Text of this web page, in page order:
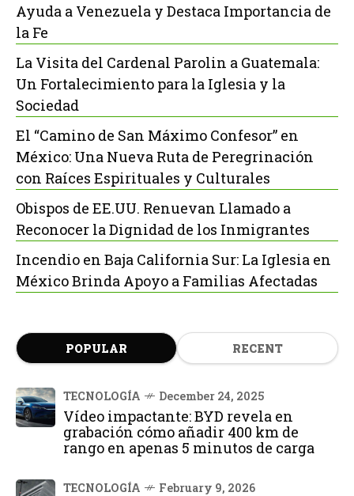
Ayuda a Venezuela y Destaca Importancia de
la Fe
La Visita del Cardenal Parolin a Guatemala:
Un Fortalecimiento para la Iglesia y la
Sociedad
El “Camino de San Máximo Confesor” en
México: Una Nueva Ruta de Peregrinación
con Raíces Espirituales y Culturales
Obispos de EE.UU. Renuevan Llamado a
Reconocer la Dignidad de los Inmigrantes
Incendio en Baja California Sur: La Iglesia en
México Brinda Apoyo a Familias Afectadas
POPULAR RECENT
TECNOLOGÍA December 24, 2025
Vídeo impactante: BYD revela en
grabación cómo añadir 400 km de
rango en apenas 5 minutos de carga
TECNOLOGÍA February 9, 2026